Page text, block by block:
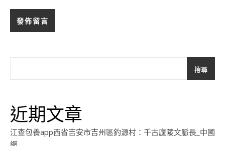
搜尋
近期文章
江查包養app西省吉安市吉州區釣源村：千古廬陵文脈長_中國
網